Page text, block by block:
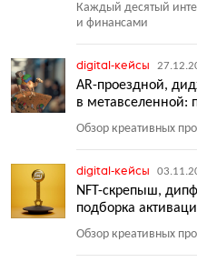
Каждый десятый
и финансами
digital-кейсы
AR-проездной,
в метавселенной:
Обзор креативных
digital-кейсы
NFT-скрепыш,
подборка
Обзор креативных